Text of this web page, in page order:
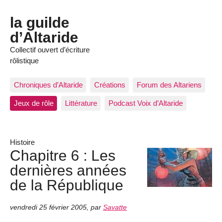
la guilde
d’Altaride
Collectif ouvert d’écriture
rôlistique
Chroniques d’Altaride Créations Forum des Altariens
Jeux de rôle Littérature Podcast Voix d’Altaride
Histoire
Chapitre 6 : Les
dernières années
de la République
vendredi 25 février 2005 par Savatte